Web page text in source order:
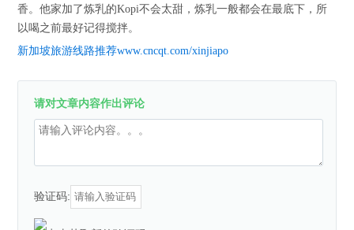
香。他家加了炼乳的Kopi不会太甜，炼乳一般都会在最底下，所
以喝之前最好记得搅拌。
新加坡旅游线路推荐www.cncqt.com/xinjiapo
请对文章内容作出评论
验证码: